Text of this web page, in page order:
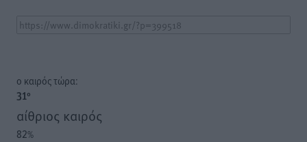
o καιρός τώρα:
31°
αίθριος καιρός
82%